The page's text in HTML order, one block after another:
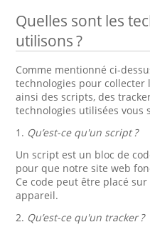
Quelles sont les
utilisons ?
Comme mentionné ci-
technologies pour collecter
ainsi des scripts, des
technologies utilisées vous
1. Qu’est-ce qu'un script ?
Un script est un bloc de
pour que notre site web
Ce code peut être placé
appareil.
2. Qu’est-ce qu'un tracker ?